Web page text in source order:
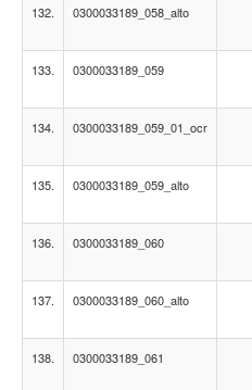
132. 0300033189_058_alto
133. 0300033189_059
134. 0300033189_059_01_ocr
135. 0300033189_059_alto
136. 0300033189_060
137. 0300033189_060_alto
138. 0300033189_061